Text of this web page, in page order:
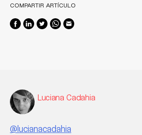
COMPARTIR ARTÍCULO
Luciana Cadahia
@lucianacadahia